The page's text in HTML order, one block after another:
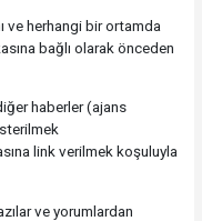
ve herhangi bir ortamda
bağlı olarak önceden
haberler (ajans
link verilmek koşuluyla
ve yorumlardan